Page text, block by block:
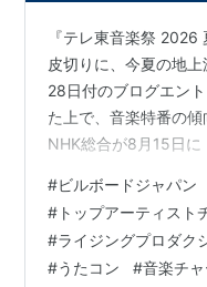
『テレ東音楽祭
皮切りに、今夏の地
28日付のブログエン
た上で、音楽特番の傾
NHK総合が8月15日に
踏まえ、今週以下の発
時間音楽特番(現段階
る歌手。(敬称略) #A
#FRUITSZIPPER
#ビルボードジャパン
# トップアーティスト
#ライジングプロダク
#うたコン #音楽チ